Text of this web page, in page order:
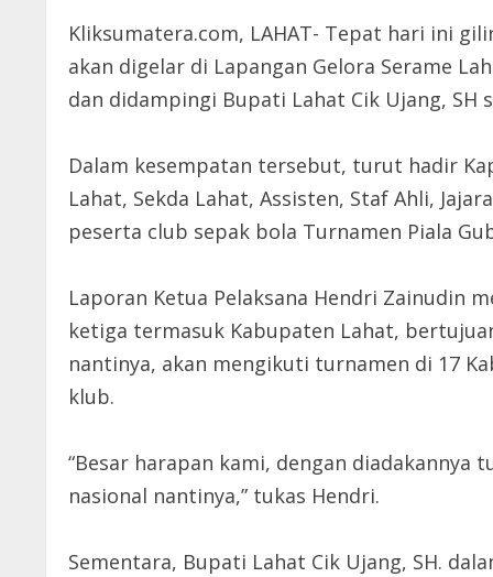
Kliksumatera.com, LAHAT- Tepat hari ini
akan digelar di Lapangan Gelora Serame
dan didampingi Bupati Lahat Cik Ujang, SH
Dalam kesempatan tersebut, turut hadir
Lahat, Sekda Lahat, Assisten, Staf Ahli,
peserta club sepak bola Turnamen Piala
Laporan Ketua Pelaksana Hendri Zainudin
ketiga termasuk Kabupaten Lahat,
nantinya, akan mengikuti turnamen di 17
klub.
“Besar harapan kami, dengan
nasional nantinya,” tukas Hendri.
Sementara, Bupati Lahat Cik Ujang, SH.